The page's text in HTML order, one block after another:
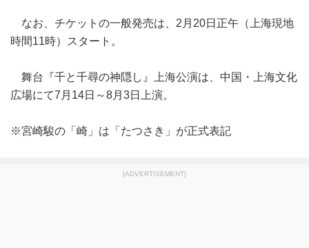
なお、チケットの一般発売は、2月20日正午（上海現地
時間11時）スタート。
舞台『千と千尋の神隠し』上海公演は、中国・上海文化
広場にて7月14日～8月3日上演。
※宮崎駿の「崎」は「たつさき」が正式表記
[ADVERTISEMENT]